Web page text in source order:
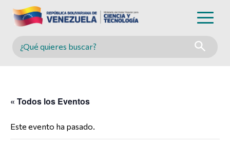
Buscar en MINCYT
« Todos los Eventos
Este evento ha pasado.